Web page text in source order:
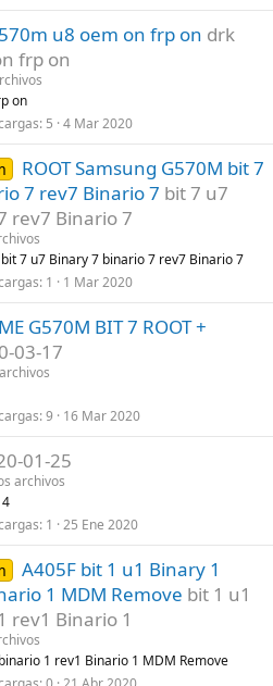
u8 oem on frp on drk
frp on
on
5 4 Mar 2020
ROOT Samsung G570M bit 7
7 rev7 Binario 7 bit 7 u7
rev7 Binario 7
7 u7 Binary 7 binario 7 rev7 Binario 7
1 1 Mar 2020
G570M BIT 7 ROOT +
03-17
9 16 Mar 2020
01-25
archivos
1 25 Ene 2020
A405F bit 1 u1 Binary 1
1 MDM Remove bit 1 u1
rev1 Binario 1
1 rev1 Binario 1 MDM Remove